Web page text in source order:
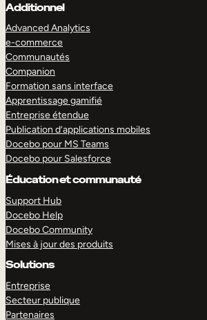
Additionnel
Advanced Analytics
e-commerce
Communautés
Companion
Formation sans interface
Apprentissage gamifié
Entreprise étendue
Publication d’applications mobiles
Docebo pour MS Teams
Docebo pour Salesforce
Éducation et communauté
Support Hub
Docebo Help
Docebo Community
Mises à jour des produits
Solutions
Entreprise
Secteur publique
Partenaires